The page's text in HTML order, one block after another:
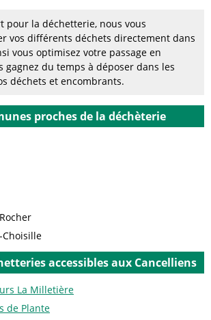
pour la déchetterie, nous vous
vos différents déchets directement dans
vous optimisez votre passage en
gagnez du temps à déposer dans les
déchets et encombrants.
proches de la déchèterie
accessibles aux Cancelliens
La Milletière
de Plante